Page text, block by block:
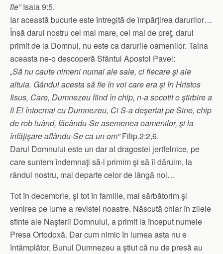
fie”Isaia 9:5.
Iar această bucurie este întregită de împărţirea darurilor…
Însă darul nostru cel mai mare, cel mai de preţ, darul
primit de la Domnul, nu este ca darurile oamenilor. Taina
aceasta ne-o descoperă Sfântul Apostol Pavel:
„Să nu caute nimeni numai ale sale, ci fiecare şi ale
altuia. Gândul acesta să fie în voi care era şi în Hristos
Iisus, Care, Dumnezeu fiind în chip, n-a socotit o ştirbire a
fi El întocmai cu Dumnezeu, Ci S-a deşertat pe Sine, chip
de rob luând, făcându-Se asemenea oamenilor, şi la
înfăţişare aflându-Se ca un om”Filip.2:2,6.
Darul Domnului este un dar al dragostei jertfelnice, pe
care suntem îndemnaţi să-l primim şi să îl dăruim, la
rândul nostru, mai departe celor de lângă noi…
Tot în decembrie, şi tot în familie, mai sărbătorim şi
venirea pe lume a revistei noastre. Născută chiar în zilele
sfinte ale Naşterii Domnului, a primit la început numele
Presa Ortodoxă. Dar cum nimic în lumea asta nu e
întâmplător, Bunul Dumnezeu a ştiut că nu de presă au